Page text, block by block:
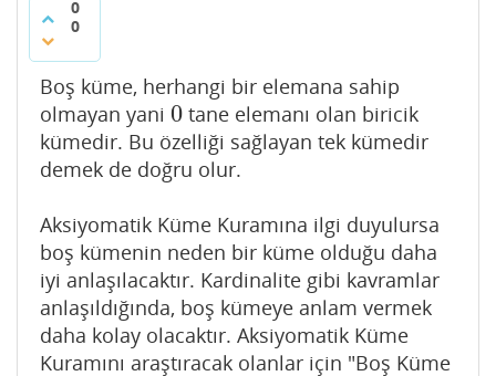
0
0
Boş küme, herhangi bir elemana sahip
olmayan yani 0
0 tane elemanı olan biricik
kümedir. Bu özelliği sağlayan tek kümedir
demek de doğru olur.
Aksiyomatik Küme Kuramına ilgi duyulursa
boş kümenin neden bir küme olduğu daha
iyi anlaşılacaktır. Kardinalite gibi kavramlar
anlaşıldığında, boş kümeye anlam vermek
daha kolay olacaktır. Aksiyomatik Küme
Kuramını araştıracak olanlar için "Boş Küme